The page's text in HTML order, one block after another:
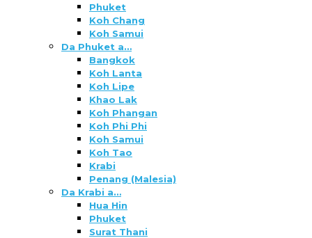
Phuket
Koh Chang
Koh Samui
Da Phuket a…
Bangkok
Koh Lanta
Koh Lipe
Khao Lak
Koh Phangan
Koh Phi Phi
Koh Samui
Koh Tao
Krabi
Penang (Malesia)
Da Krabi a…
Hua Hin
Phuket
Surat Thani